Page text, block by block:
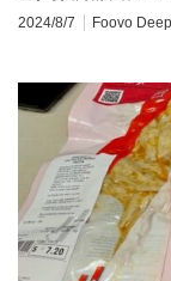
2024/8/7
Foovo Deep